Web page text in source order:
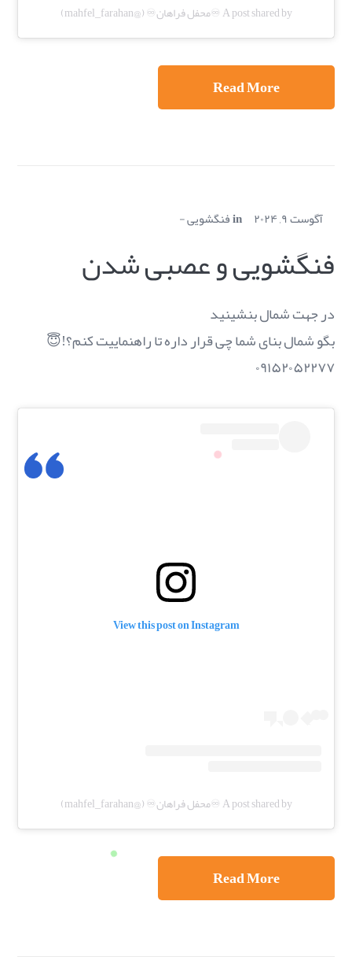
A post shared by ♾️محفل فراهان♾️ (@mahfel_farahan)
Read More
آگوست ۹, ۲۰۲۴ inفنگشویی
فنگشویی و عصبی شدن
در جهت شمال بنشینید
بگو شمال بنای شما چی قرار داره تا راهنماییت کنم؟!😇
۰۹۱۵۲۰۵۲۲۷۷
View this post on Instagram
A post shared by ♾️محفل فراهان♾️ (@mahfel_farahan)
Read More